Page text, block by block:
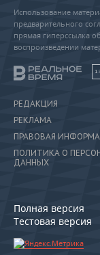
Использование
предварительного
прямая гиперссылка
воспроизведении
РЕДАКЦИЯ
РЕКЛАМА
ПРАВОВАЯ
ПОЛИТИКА О
ДАННЫХ
Полная версия
Тестовая версия